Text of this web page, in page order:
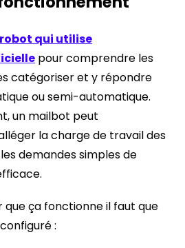
qui utilise
pour comprendre les
catégoriser et y répondre
ou semi-automatique.
un mailbot peut
la charge de travail des
demandes simples de
que ça fonctionne il faut que
: